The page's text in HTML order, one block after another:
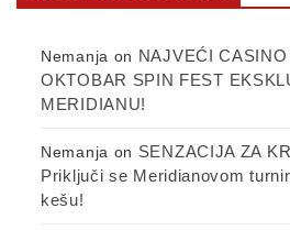
Nemanja on NAJVEĆI
OKTOBAR SPIN FEST
MERIDIANU!
Nemanja on SENZACIJA ZA
Priključi se Meridianovom
kešu!